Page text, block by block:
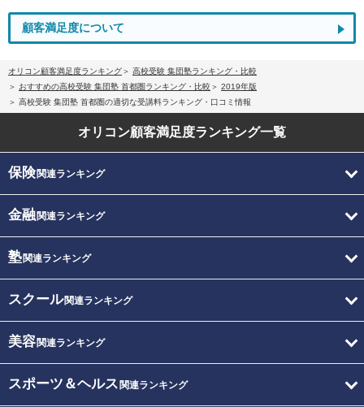
顧客満足度について
オリコン顧客満足度ランキング
高校受験 集団塾ランキング・比較
おすすめの高校受験 集団塾 首都圏ランキング・比較
2019年版
高校受験 集団塾 首都圏の適切な受講料ランキング・口コミ情報
オリコン顧客満足度ランキング一覧
保険関連ランキング
金融関連ランキング
塾関連ランキング
スクール関連ランキング
美容関連ランキング
スポーツ＆ヘルス 関連ランキング